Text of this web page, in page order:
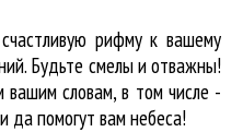
рифму к вашему
Будьте смелы и отважны!
словам, в том числе -
да помогут вам небеса!